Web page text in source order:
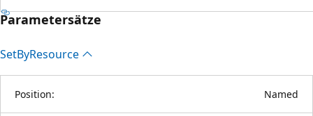
Parametersätze
SetByResource
Position: Named